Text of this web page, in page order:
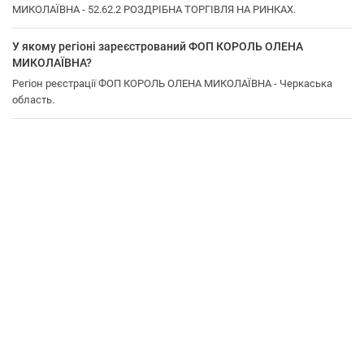
МИКОЛАЇВНА - 52.62.2 РОЗДРІБНА ТОРГІВЛЯ НА РИНКАХ.
У якому регіоні зареєстрований ФОП КОРОЛЬ ОЛЕНА
МИКОЛАЇВНА?
Регіон реєстрації ФОП КОРОЛЬ ОЛЕНА МИКОЛАЇВНА - Черкаська
область.